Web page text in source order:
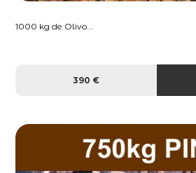
1000 kg de Olivo...
390 €